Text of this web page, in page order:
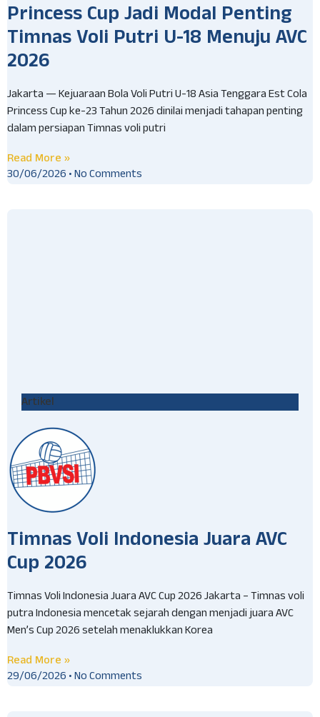
Princess Cup Jadi Modal Penting
Timnas Voli Putri U-18 Menuju AVC
2026
Jakarta — Kejuaraan Bola Voli Putri U-18 Asia Tenggara Est Cola
Princess Cup ke-23 Tahun 2026 dinilai menjadi tahapan penting
dalam persiapan Timnas voli putri
Read More »
30/06/2026 No Comments
Artikel
Timnas Voli Indonesia Juara AVC
Cup 2026
Timnas Voli Indonesia Juara AVC Cup 2026 Jakarta – Timnas voli
putra Indonesia mencetak sejarah dengan menjadi juara AVC
Men’s Cup 2026 setelah menaklukkan Korea
Read More »
29/06/2026 No Comments